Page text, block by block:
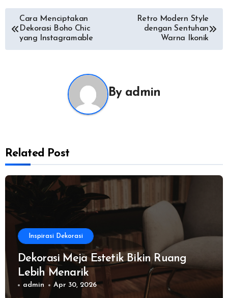
Post
navigation
Cara Menciptakan
Dekorasi Boho Chic
yang Instagramable
Retro Modern Style
dengan Sentuhan
Warna Ikonik
By admin
Related Post
Inspirasi Dekorasi
Dekorasi Meja Estetik Bikin Ruang
Lebih Menarik
admin Apr 30, 2026